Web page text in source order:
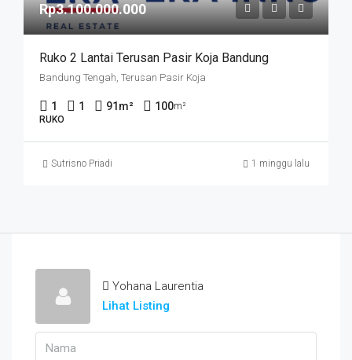
Rp3.100.000.000
Ruko 2 Lantai Terusan Pasir Koja Bandung
Bandung Tengah, Terusan Pasir Koja
1 1 91 m² 100m²
RUKO
Sutrisno Priadi 1 minggu lalu
Yohana Laurentia
Lihat Listing